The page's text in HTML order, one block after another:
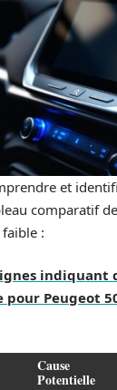
et
comparatif
:
indiquant
pour Peugeot
Cause
Potentielle